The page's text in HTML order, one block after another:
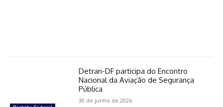
Detran-DF participa do Encontro
Nacional da Aviação de Segurança
Pública
30 de junho de 2026